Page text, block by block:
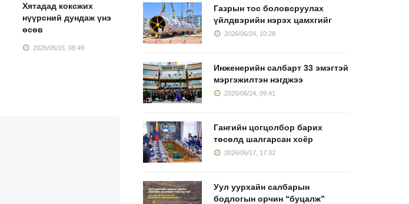
Хятадад коксжих
нүүрсний дундаж үнэ
өсөв
2026/05/15, 08:49
Нүүрсний экспортын
хэмжээ 10 сая
2026/04/15, 08:34
Хятадын коксжих
нүүрсний хэрэглээ
жил
Газрын тос боловсруулах
үйлдвэрийн нэрэх цамхгийг
2026/06/24, 10:28
Инженерийн салбарт 33 эмэгтэй
мэргэжилтэн нэгджээ
2026/06/24, 09:41
Гангийн цогцолбор барих
төсөлд шалгарсан хоёр
2026/06/17, 17:32
Уул уурхайн салбарын
бодлогын орчин “буцалж”